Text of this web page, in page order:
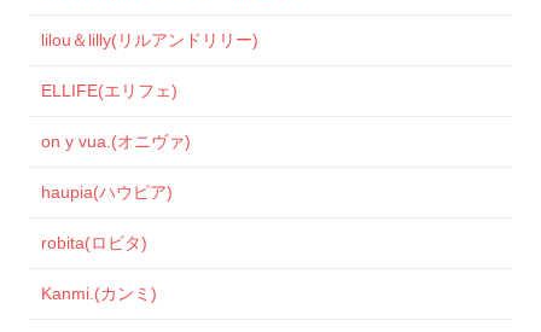
lilou＆lilly(リルアンドリリー)
ELLIFE(エリフェ)
on y vua.(オニヴァ)
haupia(ハウピア)
robita(ロビタ)
Kanmi.(カンミ)